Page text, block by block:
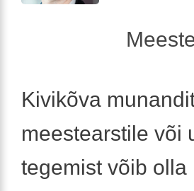
Kivikõva
meestearstile või
tegemist võib